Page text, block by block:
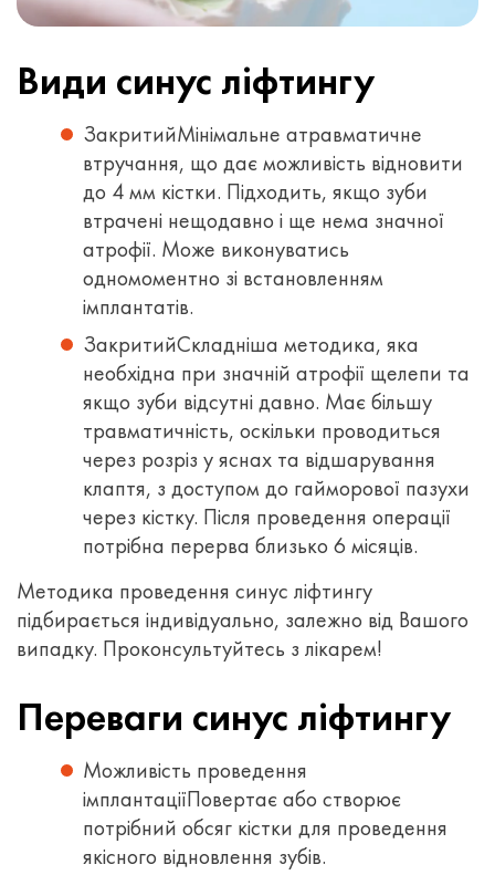
Види синус ліфтингу
ЗакритийМінімальне атравматичне
втручання, що дає можливість відновити
до 4 мм кістки. Підходить, якщо зуби
втрачені нещодавно і ще нема значної
атрофії. Може виконуватись
одномоментно зі встановленням
імплантатів.
ЗакритийСкладніша методика, яка
необхідна при значній атрофії щелепи та
якщо зуби відсутні давно. Має більшу
травматичність, оскільки проводиться
через розріз у яснах та відшарування
клаптя, з доступом до гайморової пазухи
через кістку. Після проведення операції
потрібна перерва близько 6 місяців.
Методика проведення синус ліфтингу
підбирається індивідуально, залежно від Вашого
випадку. Проконсультуйтесь з лікарем!
Переваги синус ліфтингу
Можливість проведення
імплантаціїПовертає або створює
потрібний обсяг кістки для проведення
якісного відновлення зубів.